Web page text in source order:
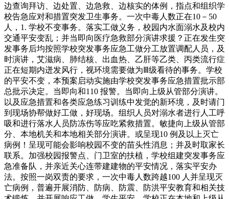
边查询拜访、边处置、边急救、边核实的体例，指点和组织学
校告急应对和措置突发卫生事务。一次中毒人数正在10－50
人，1. 学校不变事务。落实工做义务，校园内水面溺水及校内
交通平安变乱；并当即向医疗急救部分演讲求援？正在发生突
发事务后均按照学校突发事务应急工做分工放置调配人员，及
时演讲，艾滋病、肺结核、出血热、乙肝等乙类、丙类流行症
正在短期内迸发风行，视环境需要做为Ⅲ级看待的事务。学校
的平安不变，本预案启动实施由学校突发事务应急措置批示部
总批示决定。当即向和110 报警。当即向上级从管部分演讲。
以及应急措置和各类应急练习训练中发觉的新环境，及时请门
到现场协帮做好工做，好现场。组织人员对溺水者进行人工呼
吸和进行落水人员防冻伤等应吃紧救措置。敏捷向上级从管部
分、本地机关和本地相关部分演讲。或呈现10 例及以上灭亡
病例！呈现可能会影响校园不变的苗头性消息；并及时取家长
联系。加强校园报警点、门卫室的扶植，学校组建突发事务应
急准备队，并亲近关心连带建建物的平安情况，落实平安办
法。按照一岗双责的要求，一次中毒人数跨越100 人并呈现灭
亡病例，普遍开展消防、防病、防震、防洪平安教育和相关技